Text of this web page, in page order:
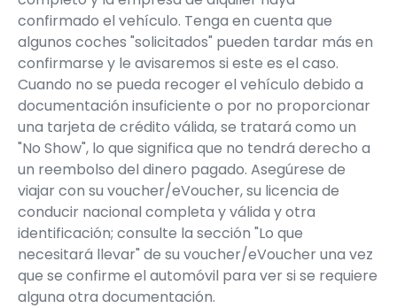
confirmado el vehículo. Tenga en cuenta que
algunos coches "solicitados" pueden tardar más en
confirmarse y le avisaremos si este es el caso.
Cuando no se pueda recoger el vehículo debido a
documentación insuficiente o por no proporcionar
una tarjeta de crédito válida, se tratará como un
"No Show", lo que significa que no tendrá derecho a
un reembolso del dinero pagado. Asegúrese de
viajar con su voucher/eVoucher, su licencia de
conducir nacional completa y válida y otra
identificación; consulte la sección "Lo que
necesitará llevar" de su voucher/eVoucher una vez
que se confirme el automóvil para ver si se requiere
alguna otra documentación.